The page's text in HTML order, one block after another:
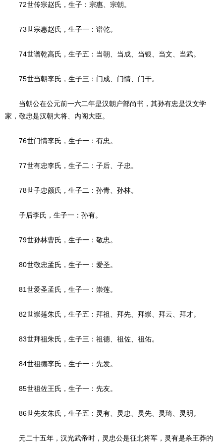
72世传宗赵氏，生子：宗惠、宗朝。
73世宗惠赵氏，生子一：谱乾。
74世谱乾高氏，生子五：当朝、当成、当银、当文、当武。
75世当朝李氏，生子三：门成、门情、门干。
当朝公在公元前一六二年是汉朝户部尚书，其孙有忠是汉文学
家，敬忠是汉朝大将、内阁大臣。
76世门情李氏，生子一：有忠。
77世有忠李氏，生子二：子后、子忠。
78世子忠颜氏，生子二：孙青、孙林。
子后李氏，生子一：孙有。
79世孙林曹氏，生子一：敬忠。
80世敬忠孟氏，生子一：爱圣。
81世爱圣孟氏，生子一：崇莲。
82世崇莲朱氏，生子五：拜祖、拜先、拜崇、拜云、拜才。
83世拜祖朱氏，生子三：祖德、祖佐、祖佑。
84世祖德李氏，生子一：先发。
85世祖佐王氏，生子一：先友。
86世先友朱氏，生子五：灵有、灵忠、灵先、灵琦、灵明。
元二十五年，汉光武帝时，灵忠公是征北将军，灵有是杀王莽的